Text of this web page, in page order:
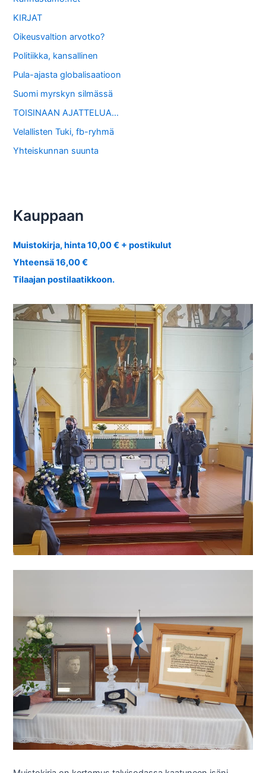
KIRJAT
Oikeusvaltion arvotko?
Politiikka, kansallinen
Pula-ajasta globalisaatioon
Suomi myrskyn silmässä
TOISINAAN AJATTELUA…
Velallisten Tuki, fb-ryhmä
Yhteiskunnan suunta
Kauppaan
Muistokirja, hinta 10,00 € + postikulut
Yhteensä 16,00 €
Tilaajan postilaatikkoon.